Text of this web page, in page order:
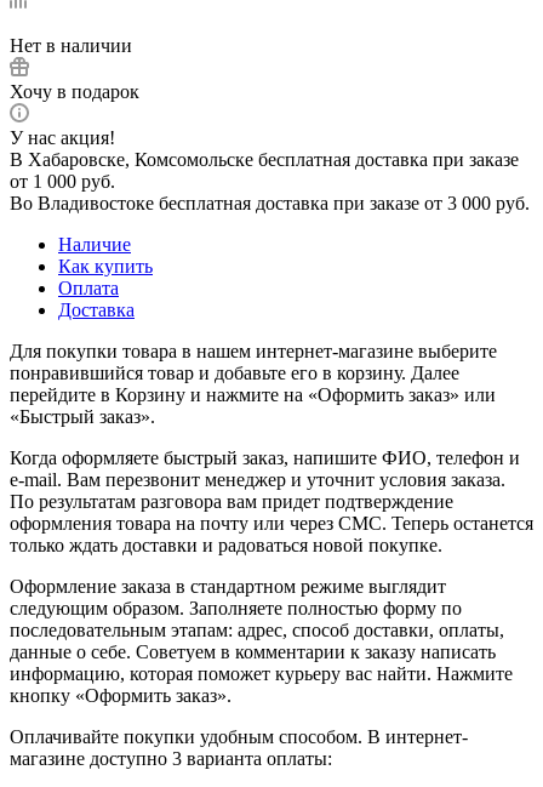
Нет в наличии
Хочу в подарок
У нас акция!
В Хабаровске, Комсомольске бесплатная доставка при заказе
от 1 000 руб.
Во Владивостоке бесплатная доставка при заказе от 3 000 руб.
Наличие
Как купить
Оплата
Доставка
Для покупки товара в нашем интернет-магазине выберите
понравившийся товар и добавьте его в корзину. Далее
перейдите в Корзину и нажмите на «Оформить заказ» или
«Быстрый заказ».
Когда оформляете быстрый заказ, напишите ФИО, телефон и
e-mail. Вам перезвонит менеджер и уточнит условия заказа.
По результатам разговора вам придет подтверждение
оформления товара на почту или через СМС. Теперь останется
только ждать доставки и радоваться новой покупке.
Оформление заказа в стандартном режиме выглядит
следующим образом. Заполняете полностью форму по
последовательным этапам: адрес, способ доставки, оплаты,
данные о себе. Советуем в комментарии к заказу написать
информацию, которая поможет курьеру вас найти. Нажмите
кнопку «Оформить заказ».
Оплачивайте покупки удобным способом. В интернет-
магазине доступно 3 варианта оплаты: